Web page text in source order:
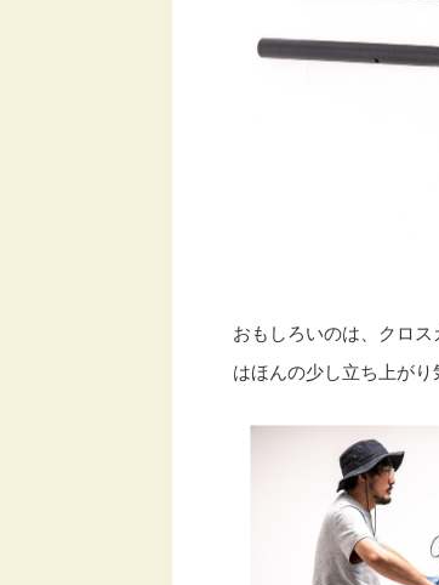
おもしろいのは、クロ
はほんの少し立ち上が